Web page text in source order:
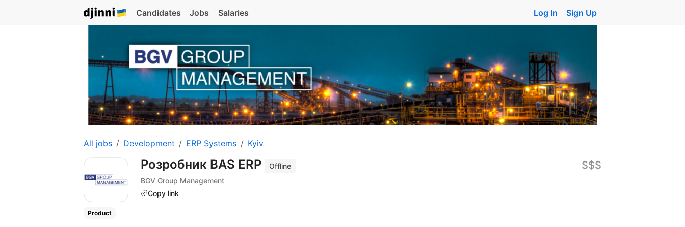
Candidates Jobs Salaries Log In Sign Up
All jobs Development ERP Systems Kyiv
Розробник BAS ERP
Offline
BGV Group Management
Copy link
$$$
Product